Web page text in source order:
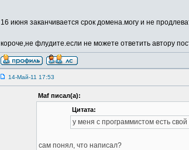
16 июня заканчивается срок домена.могу и не
короче,не флудите.если не можете ответить автору
14-Май-11 17:53
Maf писал(а):
Цитата:
у меня с программистом есть
сам понял, что написал?